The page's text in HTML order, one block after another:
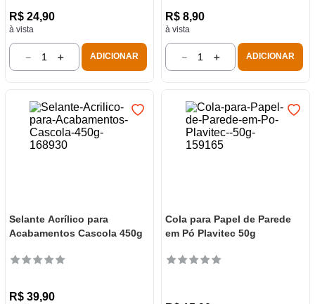
R$ 24,90
à vista
＋
－ ADICIONAR
R$ 8,90
à vista
＋
－ ADICIONAR
Selante Acrílico para
Acabamentos Cascola 450g
R$ 39,90
Cola para Papel de Parede
em Pó Plavitec 50g